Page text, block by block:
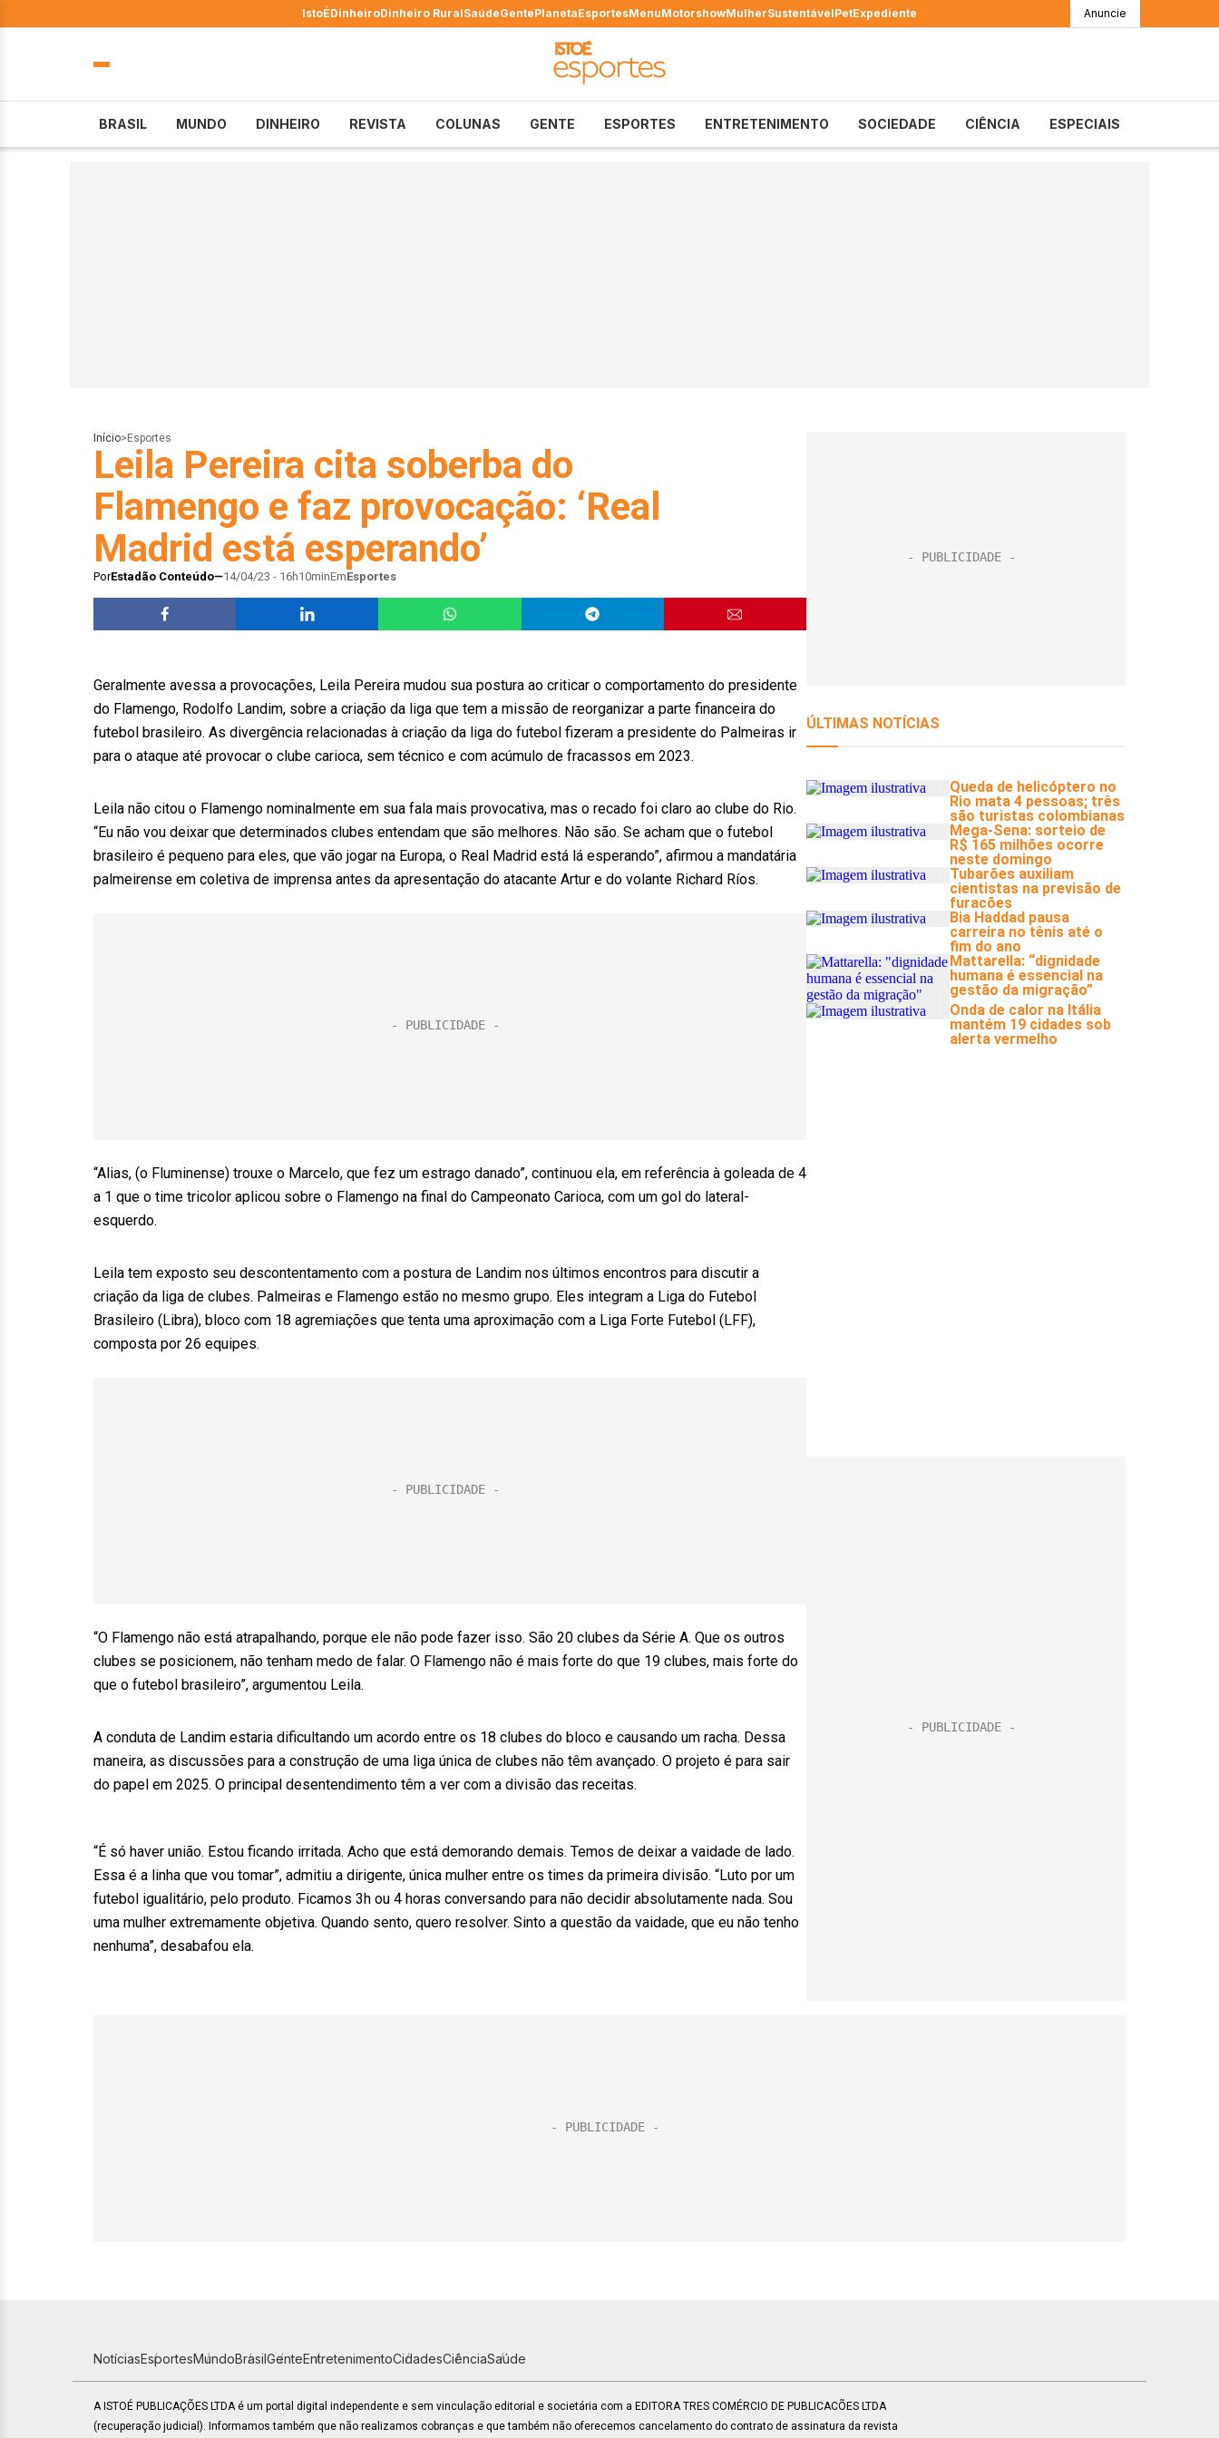
IstoÉDinheiroDinheiro RuralSaúdeGentePlanetaEsportesMenuMotorshowMulherSustentávelPetExpediente Anuncie
BRASIL MUNDO DINHEIRO REVISTA COLUNAS GENTE ESPORTES ENTRETENIMENTO SOCIEDADE CIÊNCIA ESPECIAIS
Início> Esportes
Leila Pereira cita soberba do
Flamengo e faz provocação: ‘Real
Madrid está esperando’
PorEstadão Conteúdo 14/04/23 - 16h10minEmEsportes
Geralmente avessa a provocações, Leila Pereira mudou sua postura ao criticar o comportamento do presidente
do Flamengo, Rodolfo Landim, sobre a criação da liga que tem a missão de reorganizar a parte financeira do
futebol brasileiro. As divergência relacionadas à criação da liga do futebol fizeram a presidente do Palmeiras ir
para o ataque até provocar o clube carioca, sem técnico e com acúmulo de fracassos em 2023.
Leila não citou o Flamengo nominalmente em sua fala mais provocativa, mas o recado foi claro ao clube do Rio.
“Eu não vou deixar que determinados clubes entendam que são melhores. Não são. Se acham que o futebol
brasileiro é pequeno para eles, que vão jogar na Europa, o Real Madrid está lá esperando”, afirmou a mandatária
palmeirense em coletiva de imprensa antes da apresentação do atacante Artur e do volante Richard Ríos.
“Alias, (o Fluminense) trouxe o Marcelo, que fez um estrago danado”, continuou ela, em referência à goleada de 4
a 1 que o time tricolor aplicou sobre o Flamengo na final do Campeonato Carioca, com um gol do lateral-
esquerdo.
Leila tem exposto seu descontentamento com a postura de Landim nos últimos encontros para discutir a
criação da liga de clubes. Palmeiras e Flamengo estão no mesmo grupo. Eles integram a Liga do Futebol
Brasileiro (Libra), bloco com 18 agremiações que tenta uma aproximação com a Liga Forte Futebol (LFF),
composta por 26 equipes.
“O Flamengo não está atrapalhando, porque ele não pode fazer isso. São 20 clubes da Série A. Que os outros
clubes se posicionem, não tenham medo de falar. O Flamengo não é mais forte do que 19 clubes, mais forte do
que o futebol brasileiro”, argumentou Leila.
A conduta de Landim estaria dificultando um acordo entre os 18 clubes do bloco e causando um racha. Dessa
maneira, as discussões para a construção de uma liga única de clubes não têm avançado. O projeto é para sair
do papel em 2025. O principal desentendimento têm a ver com a divisão das receitas.
“É só haver união. Estou ficando irritada. Acho que está demorando demais. Temos de deixar a vaidade de lado.
Essa é a linha que vou tomar”, admitiu a dirigente, única mulher entre os times da primeira divisão. “Luto por um
futebol igualitário, pelo produto. Ficamos 3h ou 4 horas conversando para não decidir absolutamente nada. Sou
uma mulher extremamente objetiva. Quando sento, quero resolver. Sinto a questão da vaidade, que eu não tenho
nenhuma”, desabafou ela.
NotíciasEsportesMundoBrasilGenteEntretenimentoCidadesCiênciaSaúde
A ISTOÉ PUBLICAÇÕES LTDA é um portal digital independente e sem vinculação editorial e societária com a EDITORA TRES COMÉRCIO DE PUBLICACÕES LTDA
(recuperação judicial). Informamos também que não realizamos cobranças e que também não oferecemos cancelamento do contrato de assinatura da revista